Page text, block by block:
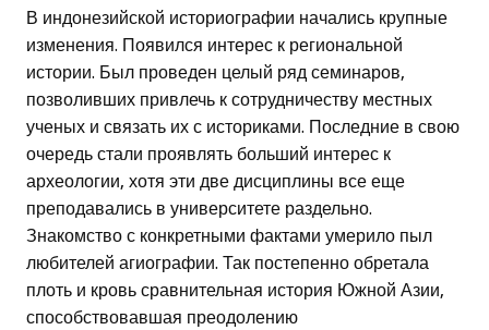
В индонезийской историографии начались крупные
изменения. Появился интерес к региональной
истории. Был проведен целый ряд семинаров,
позволивших привлечь к сотрудничеству местных
ученых и связать их с историками. Последние в свою
очередь стали проявлять больший интерес к
археологии, хотя эти две дисциплины все еще
преподавались в университете раздельно.
Знакомство с конкретными фактами умерило пыл
любителей агиографии. Так постепенно обретала
плоть и кровь сравнительная история Южной Азии,
способствовавшая преодолению